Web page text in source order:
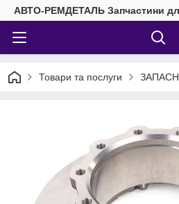
АВТО-РЕМДЕТАЛЬ Запчастини для
Товари та послуги